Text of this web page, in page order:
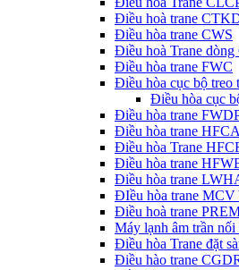
Điều hoà trane
Điều hòa trane CWS
Điều hoà Trane dòng
Điều hòa trane FWC
Điều hòa cục bộ
Điều hòa cục
Điều hòa trane
Điều hòa trane HFCA
Điều hòa Trane
Điều hòa trane
Điều hòa trane
ĐIều hòa trane MCV
Điều hoà trane
Máy lạnh âm trần
Điều hòa Trane đặt
Điều hào trane